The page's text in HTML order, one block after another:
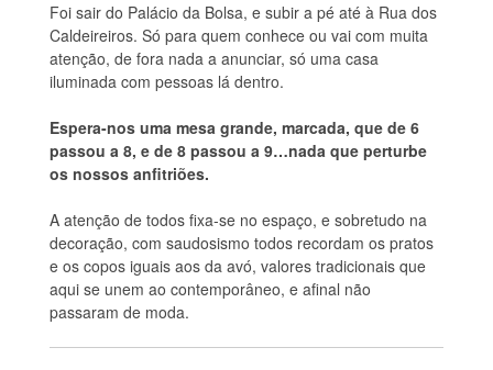
10/02/2013 Sem comentários
Foi sair do Palácio da Bolsa, e subir a pé até à Rua dos
Caldeireiros. Só para quem conhece ou vai com muita
atenção, de fora nada a anunciar, só uma casa
iluminada com pessoas lá dentro.
Espera-nos uma mesa grande, marcada, que de 6
passou a 8, e de 8 passou a 9…nada que perturbe
os nossos anfitriões.
A atenção de todos fixa-se no espaço, e sobretudo na
decoração, com saudosismo todos recordam os pratos
e os copos iguais aos da avó, valores tradicionais que
aqui se unem ao contemporâneo, e afinal não
passaram de moda.